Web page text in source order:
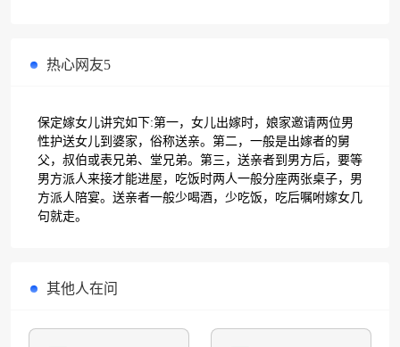
热心网友5
保定嫁女儿讲究如下:第一，女儿出嫁时，娘家邀请两位男
性护送女儿到婆家，俗称送亲。第二，一般是出嫁者的舅
父，叔伯或表兄弟、堂兄弟。第三，送亲者到男方后，要等
男方派人来接才能进屋，吃饭时两人一般分座两张桌子，男
方派人陪宴。送亲者一般少喝酒，少吃饭，吃后嘱咐嫁女几
句就走。
其他人在问